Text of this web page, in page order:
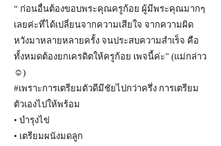
“ ก่อนอื่นต้องขอบพระคุณครูก้อย ผู้มีพระคุณมากๆ
เลยค่ะที่ได้เปลี่ยนจากความเสียใจ จากความผิด
หวังมาหลายหลายครั้ง จนประสบความสำเร็จ คือ
ทั้งหมดต้องยกเครดิตให้ครูก้อย เพจนี้ค่ะ” (แม่กล่าว
☺️)
#เพราะการเตรียมตัวดีมีชัยไปกว่าครึ่ง การเตรียม
ตัวเองไปให้พร้อม
• บำรุงไข่
• เตรียมผนังมดลูก